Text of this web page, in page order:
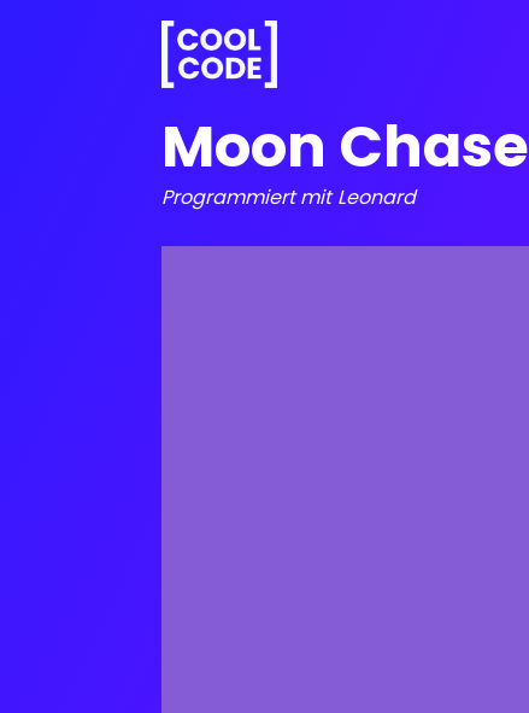
Moon Chase
Programmiert mit Leonard